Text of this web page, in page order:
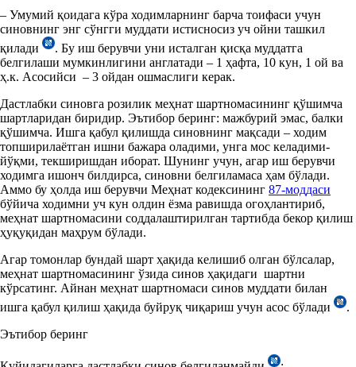
– Умумий қоидага кўра ходимларнинг барча тоифаси учун
синовнинг энг сўнгги муддати истисносиз уч ойни ташкил
қилади
. Бу иш берувчи уни исталган қисқа муддатга
белгилаши мумкинлигини англатади – 1 ҳафта, 10 кун, 1 ой ва
ҳ.к. Асосийси – 3 ойдан ошмаслиги керак.
Дастлабки синовга розилик меҳнат шартномасининг қўшимча
шартларидан биридир. Эътибор беринг: мажбурий эмас, балки
қўшимча. Ишга қабул қилишда синовнинг мақсади – ходим
топширилаётган ишни бажара оладими, унга мос келадими-
йўқми, текширишдан иборат. Шунинг учун, агар иш берувчи
ходимга ишонч билдирса, синовни белгиламаса ҳам бўлади.
Аммо бу ҳолда иш берувчи Меҳнат кодексининг 87-моддаси
бўйича ходимни уч кун олдин ёзма равишда огоҳлантириб,
меҳнат шартномасини соддалаштирилган тартибда бекор қилиш
ҳуқуқидан маҳрум бўлади.
Агар томонлар бундай шарт ҳақида келишиб олган бўлсалар,
меҳнат шартномасининг ўзида синов ҳақидаги шартни
кўрсатинг. Айнан меҳнат шартномаси синов муддати билан
ишга қабул қилиш ҳақида буйруқ чиқариш учун асос бўлади
.
Эътибор беринг